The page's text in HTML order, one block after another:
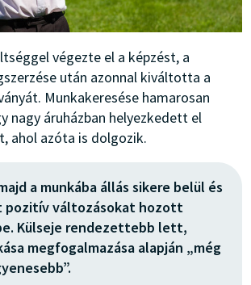
végezte el a képzést, a
után azonnal kiváltotta a
Munkakeresése hamarosan
nagy áruházban helyezkedett el
ahol azóta is dolgozik.
a munkába állás sikere belül és
pozitív változásokat hozott
Külseje rendezettebb lett,
megfogalmazása alapján „még